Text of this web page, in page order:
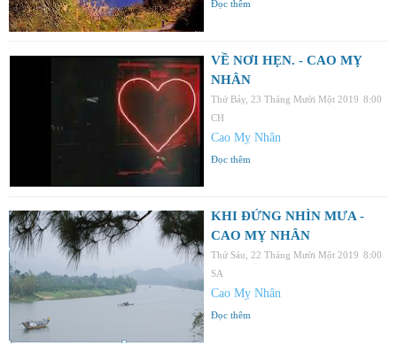
Đọc thêm
VỀ NƠI HẸN. - CAO MỴ
NHÂN
Thứ Bảy, 23 Tháng Mười Một 2019 8:00
CH
Cao Mỵ Nhân
Đọc thêm
KHI ĐỨNG NHÌN MƯA -
CAO MỴ NHÂN
Thứ Sáu, 22 Tháng Mười Một 2019 8:00
SA
Cao Mỵ Nhân
Đọc thêm